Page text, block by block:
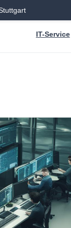
IT-Service